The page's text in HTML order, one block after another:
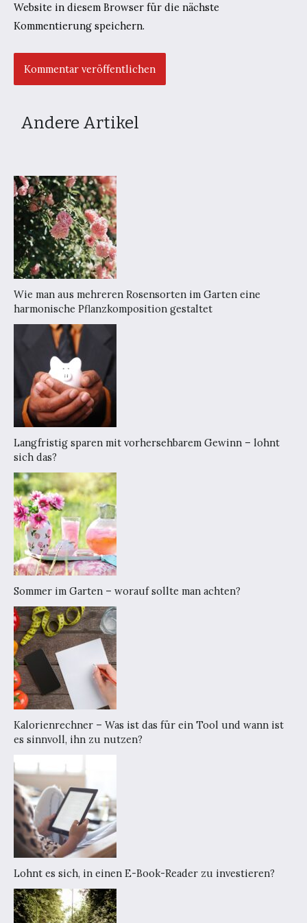
Website in diesem Browser für die nächste
Kommentierung speichern.
Andere Artikel
Wie man aus mehreren Rosensorten im Garten eine
harmonische Pflanzkomposition gestaltet
Langfristig sparen mit vorhersehbarem Gewinn – lohnt
sich das?
Sommer im Garten – worauf sollte man achten?
Kalorienrechner – Was ist das für ein Tool und wann ist
es sinnvoll, ihn zu nutzen?
Lohnt es sich, in einen E-Book-Reader zu investieren?